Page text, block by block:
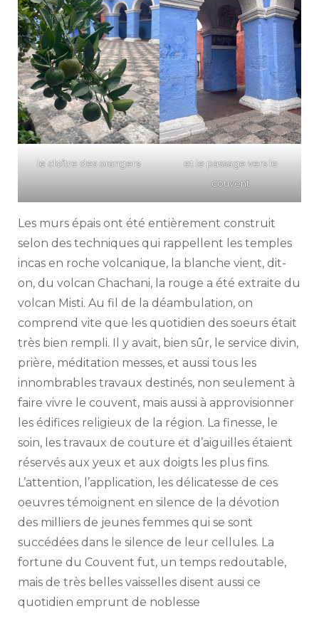
le cloître des orangers
et le passage vers le
couvent
Les murs épais ont été entièrement construit
selon des techniques qui rappellent les temples
incas en roche volcanique, la blanche vient, dit-
on, du volcan Chachani, la rouge a été extraite du
volcan Misti. Au fil de la déambulation, on
comprend vite que les quotidien des soeurs était
très bien rempli. Il y avait, bien sûr, le service divin,
prière, méditation messes, et aussi tous les
innombrables travaux destinés, non seulement à
faire vivre le couvent, mais aussi à approvisionner
les édifices religieux de la région. La finesse, le
soin, les travaux de couture et d’aiguilles étaient
réservés aux yeux et aux doigts les plus fins.
L’attention, l’application, les délicatesse de ces
oeuvres témoignent en silence de la dévotion
des milliers de jeunes femmes qui se sont
succédées dans le silence de leur cellules. La
fortune du Couvent fut, un temps redoutable,
mais de très belles vaisselles disent aussi ce
quotidien emprunt de noblesse